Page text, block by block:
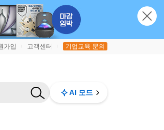
가입 고객센터 기업교육 문의
AI 모드